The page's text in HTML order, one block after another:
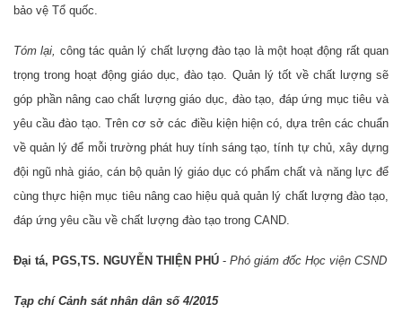
bảo vệ Tổ quốc.
Tóm lại, công tác quản lý chất lượng đào tạo là một hoạt động rất quan
trọng trong hoạt động giáo dục, đào tạo. Quản lý tốt về chất lượng sẽ
góp phần nâng cao chất lượng giáo dục, đào tạo, đáp ứng mục tiêu và
yêu cầu đào tạo. Trên cơ sở các điều kiện hiện có, dựa trên các chuẩn
về quản lý để mỗi trường phát huy tính sáng tạo, tính tự chủ, xây dựng
đội ngũ nhà giáo, cán bộ quản lý giáo dục có phẩm chất và năng lực để
cùng thực hiện mục tiêu nâng cao hiệu quả quản lý chất lượng đào tạo,
đáp ứng yêu cầu về chất lượng đào tạo trong CAND.
Đại tá, PGS,TS. NGUYỄN THIỆN PHÚ - Phó giám đốc Học viện CSND
Tạp chí Cảnh sát nhân dân số 4/2015